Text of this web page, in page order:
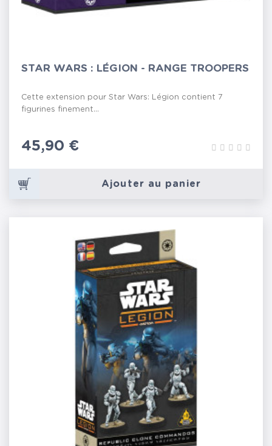
STAR WARS : LÉGION - RANGE TROOPERS
Cette extension pour Star Wars: Légion contient 7
figurines finement...
Prix
45,90 €
Ajouter au panier